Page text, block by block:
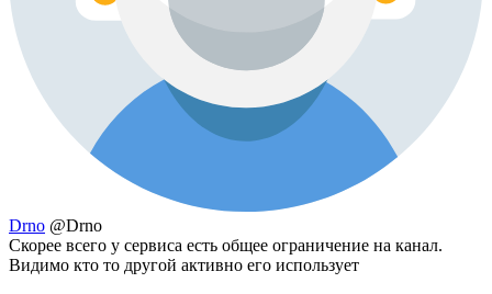
Drno @Drno
Скорее всего у сервиса есть общее ограничение на канал.
Видимо кто то другой активно его использует